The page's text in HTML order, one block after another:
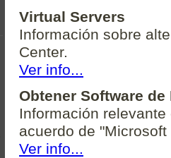
Virtual Servers
Información sobre
Center.
Ver info...
Obtener Software
Información
acuerdo de
Ver info...